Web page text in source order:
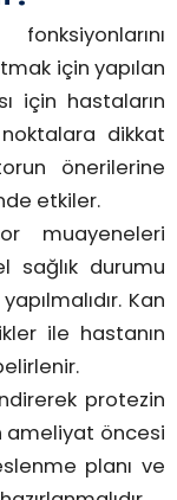
için yapılan
için hastaların
dikkat
önerilerine
etkiler.
muayeneleri
sağlık durumu
Kan
ile hastanın
protezin
ameliyat öncesi
planı ve